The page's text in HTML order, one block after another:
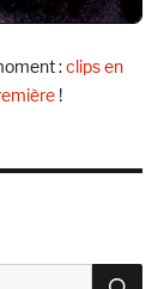
:clips en
!